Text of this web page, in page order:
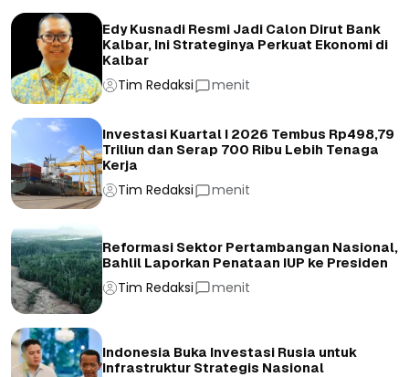
Edy Kusnadi Resmi Jadi Calon Dirut Bank
Kalbar, Ini Strateginya Perkuat Ekonomi di
Kalbar
Tim Redaksi menit
Investasi Kuartal I 2026 Tembus Rp498,79
Triliun dan Serap 700 Ribu Lebih Tenaga
Kerja
Tim Redaksi menit
Reformasi Sektor Pertambangan Nasional,
Bahlil Laporkan Penataan IUP ke Presiden
Tim Redaksi menit
Indonesia Buka Investasi Rusia untuk
Infrastruktur Strategis Nasional